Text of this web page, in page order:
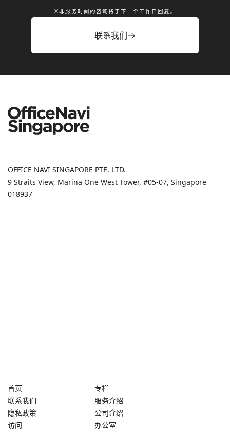
※非服务时间的咨询将于下一个工作日回复。
联系我们
OFFICE NAVI SINGAPORE PTE. LTD.
9 Straits View, Marina One West Tower, #05-07, Singapore
018937
首页
专栏
联系我们
服务介绍
隐私政策
公司介绍
访问
办公室